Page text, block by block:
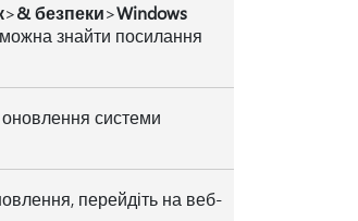
>& безпеки>Windows
можна знайти посилання
системи
перейдіть на веб-